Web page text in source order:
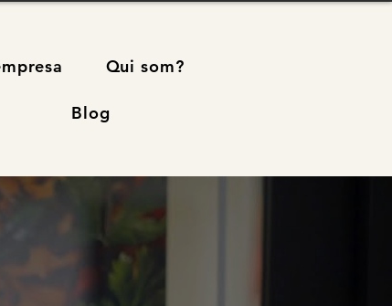
Qui som?
Blog